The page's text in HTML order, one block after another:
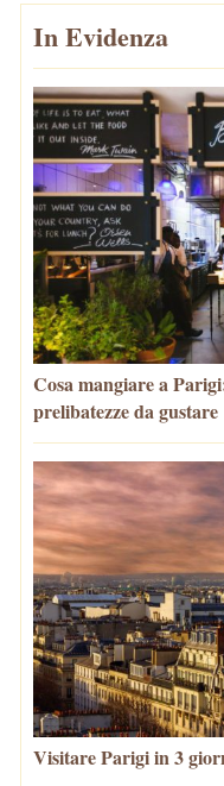
In Evidenza
Cosa mangiare a
prelibatezze da gustare
Visitare Parigi in 3